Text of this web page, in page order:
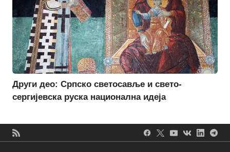
Други део: Српско светосавље и свето-
сергијевска руска национална идеја